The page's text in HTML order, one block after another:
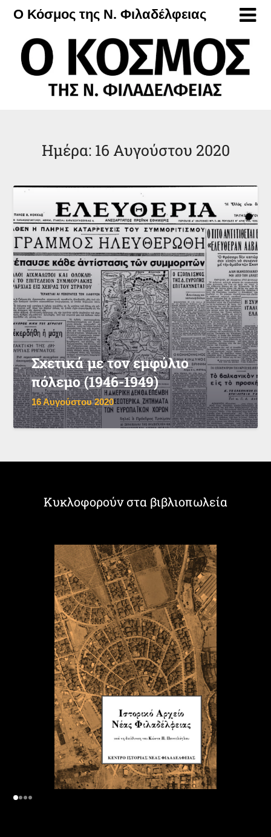
Μετάβαση
περιεχόμενο
Ο Κόσμος της Ν. Φιλαδέλφειας
Ημέρα: 16 Αυγούστου 2020
Σχετικά με τον εμφύλιο
πόλεμο (1946-1949)
16 Αυγούστου 2020
Κυκλοφορούν στα βιβλιοπωλεία